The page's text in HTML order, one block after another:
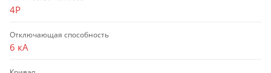
4P
Отключающая способность
6 кА